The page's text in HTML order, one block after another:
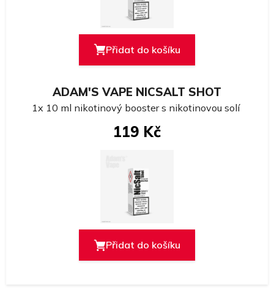
Přidat do košíku
ADAM'S VAPE NICSALT SHOT
1x 10 ml nikotinový booster s nikotinovou solí
119 Kč
Přidat do košíku